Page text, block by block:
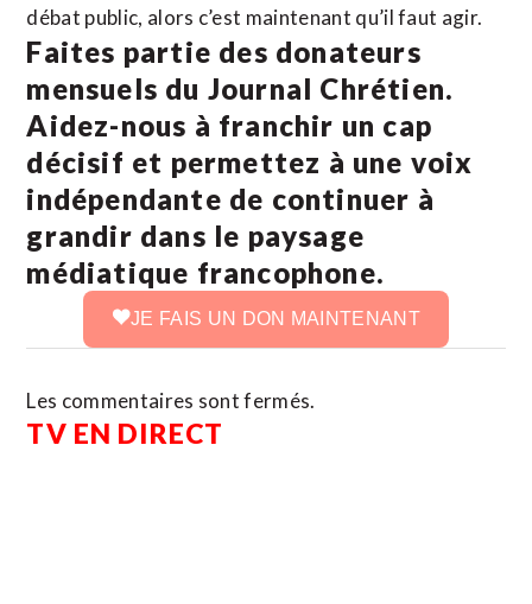
débat public, alors c’est maintenant qu’il faut agir.
Faites partie des donateurs
mensuels du Journal Chrétien.
Aidez-nous à franchir un cap
décisif et permettez à une voix
indépendante de continuer à
grandir dans le paysage
médiatique francophone.
JE FAIS UN DON MAINTENANT
Les commentaires sont fermés.
TV EN DIRECT